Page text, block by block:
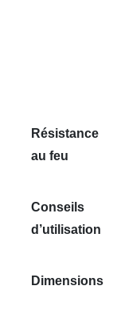
Résistance
au feu
Conseils
d’utilisation
Dimensions